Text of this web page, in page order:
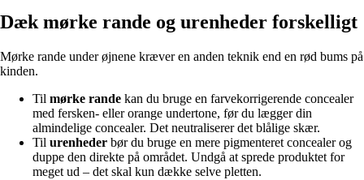
Dæk mørke rande og urenheder forskelligt
Mørke rande under øjnene kræver en anden teknik end en rød bums på
kinden.
Til mørke rande kan du bruge en farvekorrigerende concealer
med fersken- eller orange undertone, før du lægger din
almindelige concealer. Det neutraliserer det blålige skær.
Til urenheder bør du bruge en mere pigmenteret concealer og
duppe den direkte på området. Undgå at sprede produktet for
meget ud – det skal kun dække selve pletten.